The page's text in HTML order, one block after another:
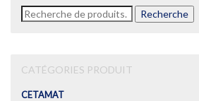
Recherche
pour :
Recherche
CATÉGORIES PRODUIT
CETAMAT